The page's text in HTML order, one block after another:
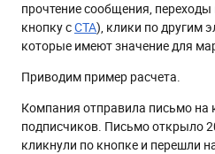
прочтение сообщения,
кнопку сCTA), клики по другим
которые имеют значение для
Приводим пример расчета.
Компания отправила письмо на
подписчиков. Письмо открыло
кликнули по кнопке и перешли